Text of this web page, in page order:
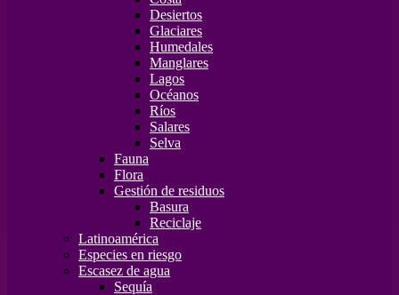
Desiertos
Glaciares
Humedales
Manglares
Lagos
Océanos
Ríos
Salares
Selva
Fauna
Flora
Gestión de residuos
Basura
Reciclaje
Latinoamérica
Especies en riesgo
Escasez de agua
Sequía